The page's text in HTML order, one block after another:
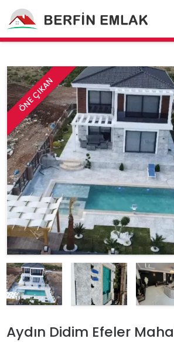
ÖNE ÇIKAN
Aydın Didim Efeler